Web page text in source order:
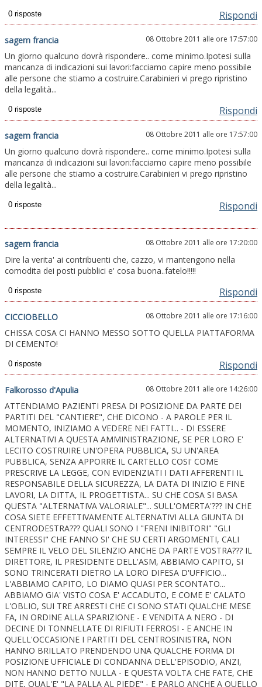
Rispondi
sagem francia 08 Ottobre 2011 alle ore 17:57:00
Un giorno qualcuno dovrà rispondere.. come minimo.Ipotesi sulla
mancanza di indicazioni sui lavori:facciamo capire meno possibile
alle persone che stiamo a costruire.Carabinieri vi prego ripristino
della legalità...
Rispondi
sagem francia 08 Ottobre 2011 alle ore 17:57:00
Un giorno qualcuno dovrà rispondere.. come minimo.Ipotesi sulla
mancanza di indicazioni sui lavori:facciamo capire meno possibile
alle persone che stiamo a costruire.Carabinieri vi prego ripristino
della legalità...
Rispondi
sagem francia 08 Ottobre 2011 alle ore 17:20:00
Dire la verita' ai contribuenti che, cazzo, vi mantengono nella
comodita dei posti pubblici e' cosa buona..fatelo!!!!!
Rispondi
CICCIOBELLO 08 Ottobre 2011 alle ore 17:16:00
CHISSA COSA CI HANNO MESSO SOTTO QUELLA PIATTAFORMA
DI CEMENTO!
Rispondi
Falkorosso d'Apulia 08 Ottobre 2011 alle ore 14:26:00
ATTENDIAMO PAZIENTI PRESA DI POSIZIONE DA PARTE DEI
PARTITI DEL "CANTIERE", CHE DICONO - A PAROLE PER IL
MOMENTO, INIZIAMO A VEDERE NEI FATTI... - DI ESSERE
ALTERNATIVI A QUESTA AMMINISTRAZIONE, SE PER LORO E'
LECITO COSTRUIRE UN'OPERA PUBBLICA, SU UN'AREA
PUBBLICA, SENZA APPORRE IL CARTELLO COSI' COME
PRESCRIVE LA LEGGE, CON EVIDENZIATI I DATI AFFERENTI IL
RESPONSABILE DELLA SICUREZZA, LA DATA DI INIZIO E FINE
LAVORI, LA DITTA, IL PROGETTISTA... SU CHE COSA SI BASA
QUESTA "ALTERNATIVA VALORIALE"... SULL'OMERTA'??? IN CHE
COSA SIETE EFFETTIVAMENTE ALTERNATIVI ALLA GIUNTA DI
CENTRODESTRA??? QUALI SONO I "FRENI INIBITORI" "GLI
INTERESSI" CHE FANNO SI' CHE SU CERTI ARGOMENTI, CALI
SEMPRE IL VELO DEL SILENZIO ANCHE DA PARTE VOSTRA??? IL
DIRETTORE, IL PRESIDENTE DELL'ASM, ABBIAMO CAPITO, SI
SONO TRINCERATI DIETRO LA LORO DIFESA D'UFFICIO...
L'ABBIAMO CAPITO, LO DIAMO QUASI PER SCONTATO...
ABBIAMO GIA' VISTO COSA E' ACCADUTO, E COME E' CALATO
L'OBLIO, SUI TRE ARRESTI CHE CI SONO STATI QUALCHE MESE
FA, IN ORDINE ALLA SPARIZIONE - E VENDITA A NERO - DI
DECINE DI TONNELLATE DI RIFIUTI FERROSI - E ANCHE IN
QUELL'OCCASIONE I PARTITI DEL CENTROSINISTRA, NON
HANNO BRILLATO PRENDENDO UNA QUALCHE FORMA DI
POSIZIONE UFFICIALE DI CONDANNA DELL'EPISODIO, ANZI,
NON HANNO DETTO NULLA - E QUESTA VOLTA CHE FATE, CHE
DITE, QUAL'E' "LA PALLA AL PIEDE" - E PARLO ANCHE A QUELLO